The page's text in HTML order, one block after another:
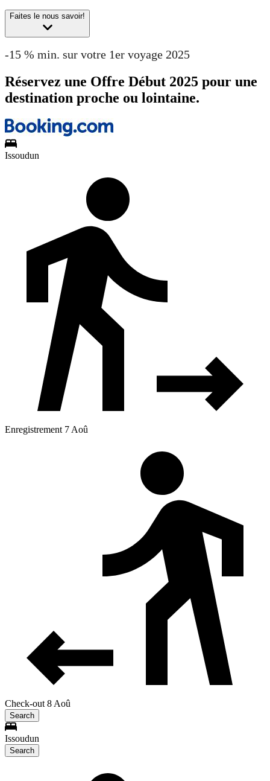
Faites le nous savoir!
-15 % min. sur votre 1er voyage 2025
Réservez une Offre Début 2025 pour une
destination proche ou lointaine.
Issoudun
Enregistrement 7 Aoû
Check-out 8 Aoû
Search
Issoudun
Search